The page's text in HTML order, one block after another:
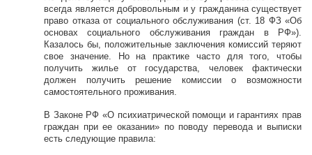
всегда является добровольным и у гражданина существует
право отказа от социального обслуживания (ст. 18 ФЗ «Об
основах социального обслуживания граждан в РФ»).
Казалось бы, положительные заключения комиссий теряют
свое значение. Но на практике часто для того, чтобы
получить жилье от государства, человек фактически
должен получить решение комиссии о возможности
самостоятельного проживания.
В Законе РФ «О психиатрической помощи и гарантиях прав
граждан при ее оказании» по поводу перевода и выписки
есть следующие правила: